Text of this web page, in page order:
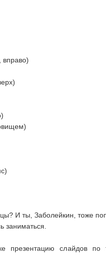
И ты, Заболейкин, тоже
заниматься.
презентацию слайдов